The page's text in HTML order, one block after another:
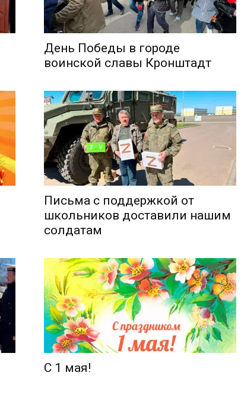
собор
День Победы в городе
воинской славы Кронштадт
Письма с поддержкой от
школьников доставили нашим
солдатам
С 1 мая!